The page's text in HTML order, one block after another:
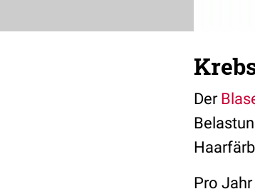
Der
Pro